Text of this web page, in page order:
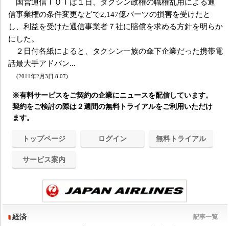
国営通信ＴＯＴは１日、タクシン政権の職権乱用による通
信事業権の条件変更などで2,147億バーツの損害を受けたと
し、利益を受けた通信事業者７社に賠償を求める方針を明らか
にした。
２日付各紙によると、タクシン一族の傘下企業だった携帯電
話最大手アドバン...
(2011年2月3日 8:07)
※有料サービスをご契約の企業にニュースを配信しています。
契約をご検討の際は２週間の無料トライアルをご利用いただけ
ます。
トップページ ログイン 無料トライアル
サービス案内
経済 記事一覧